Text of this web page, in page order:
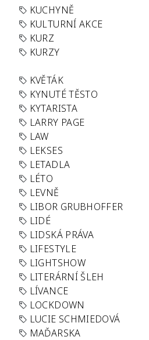
KUCHYNĚ
KULTURNÍ AKCE
KURZ
KURZY
KVĚTÁK
KYNUTÉ TĚSTO
KYTARISTA
LARRY PAGE
LAW
LEKSES
LETADLA
LÉTO
LEVNĚ
LIBOR GRUBHOFFER
LIDÉ
LIDSKÁ PRÁVA
LIFESTYLE
LIGHTSHOW
LITERÁRNÍ ŠLEH
LÍVANCE
LOCKDOWN
LUCIE SCHMIEDOVÁ
MAĎARSKA